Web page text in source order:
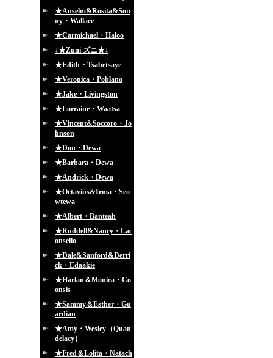
★Anselm&Rosita&Son
ny・Wallace
★Carmichael・Haloo
↓★Zuni ズニ★↓
★Edith・Tsabetsaye
★Veronica・Poblano
★Jake・Livingston
★Lorraine・Waatsa
★Vincent&Soccoro・Jo
hnson
★Don・Dewa
★Barbara・Dewa
★Andrick・Dewa
★Octavius&Irma・Seo
wtewa
★Albert・Banteah
★Ruddell&Nancy・Lac
onsello
★Dale&Sanford&Derri
ck・Edaakie
★Harlan＆Monica・Co
onsis
★Sammy＆Esther・Gu
ardian
★Amy・Wesley（Quan
delacy）
★Fred＆Lolita・Natach